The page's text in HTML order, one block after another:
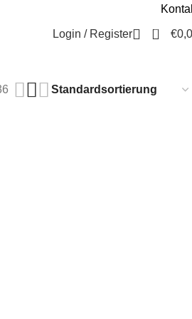
Login / Register 0 €